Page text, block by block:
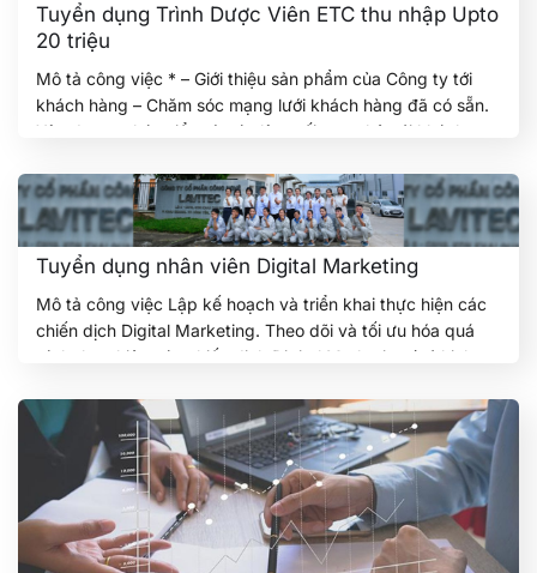
Tuyển dụng Trình Dược Viên ETC thu nhập Upto
20 triệu
Mô tả công việc * – Giới thiệu sản phẩm của Công ty tới
khách hàng – Chăm sóc mạng lưới khách hàng đã có sẵn.
Xây dựng, phát triển và xác lập mối quan hệ với khách
cáo theo yêu cầu của…
Tiếp tục đọc→
Tuyển dụng nhân viên Digital Marketing
Mô tả công việc Lập kế hoạch và triển khai thực hiện các
chiến dịch Digital Marketing. Theo dõi và tối ưu hóa quá
trình thực hiện các chiến dịch Digital Marketing (có kinh
soát và tối ưu kết quả thực hiện các…
Tiếp tục đọc →